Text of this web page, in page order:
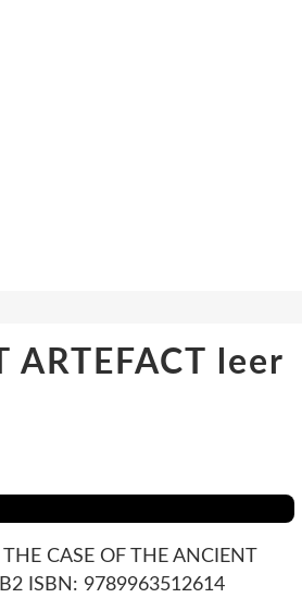
ARTEFACT leer
CASE OF THE ANCIENT
ISBN: 9789963512614